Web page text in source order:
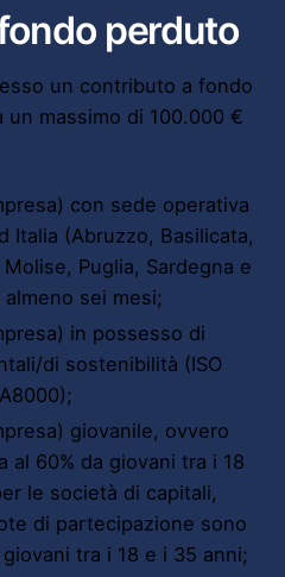
perduto
un contributo a fondo
un massimo di 100.000 €
con sede operativa
Italia (Abruzzo, Basilicata,
Puglia, Sardegna e
sei mesi;
in possesso di
di sostenibilità (ISO
giovanile, ovvero
al 60% da giovani tra i 18
le società di capitali,
di partecipazione sono
tra i 18 e i 35 anni;